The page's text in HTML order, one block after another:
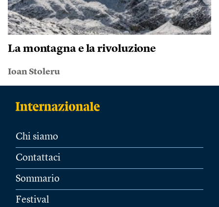
La montagna e la rivoluzione
Ioan Stoleru
Chi siamo
Contattaci
Sommario
Festival